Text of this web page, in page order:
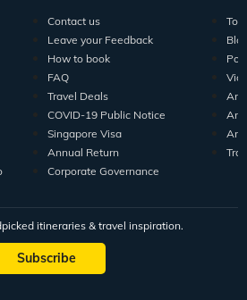
Contact us
Leave your Feedback
How to book
FAQ
Travel Deals
COVID-19 Public Notice
Singapore Visa
Annual Return
Corporate Governance
itineraries & travel inspiration.
Subscribe